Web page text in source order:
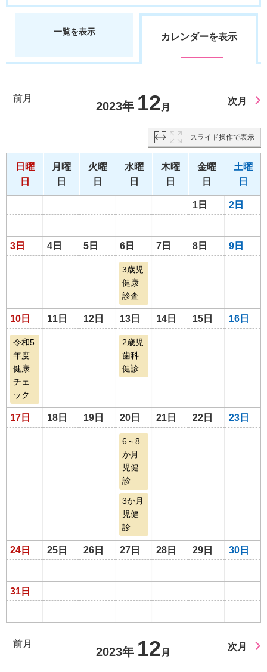
一覧を表示 カレンダーを表示
前月
2023年 12 月
次月
スライド操作で表示
日曜
日
月曜
日
火曜
日
水曜
日
木曜
日
金曜
日
土曜
日
1日 2日
3日 4日 5日 6日 7日 8日 9日
3歳児
健康
診査
10日 11日 12日 13日 14日 15日 16日
令和5
年度
健康
チェ
ック
2歳児
歯科
健診
17日 18日 19日 20日 21日 22日 23日
6～8
か月
児健
診
3か月
児健
診
24日 25日 26日 27日 28日 29日 30日
31日
前月
2023年 12 月
次月